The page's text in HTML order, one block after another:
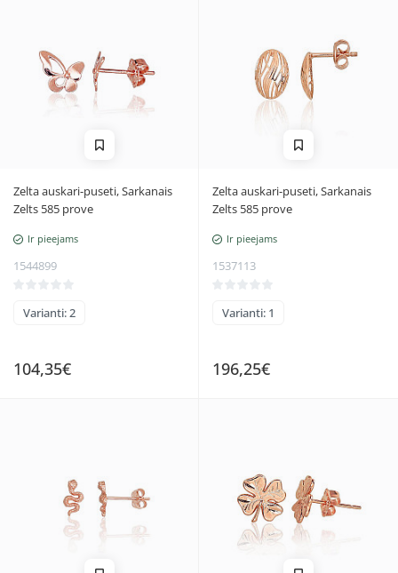
Zelta auskari-puseti, Sarkanais
Zelts 585 prove
Ir pieejams
1544899
Varianti: 2
104,35€
Zelta auskari-puseti, Sarkanais
Zelts 585 prove
Ir pieejams
1537113
Varianti: 1
196,25€